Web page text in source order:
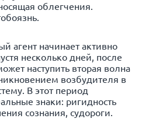
облегчения.
агент начинает активно
несколько дней, после
наступить вторая волна
возбудителя в
В этот период
знаки: ригидность
сознания, судороги.